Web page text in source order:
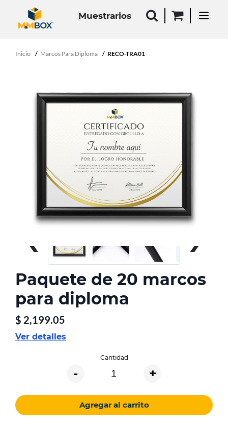
Muestrarios
Inicio Marcos Para Diploma RECO-TRA01
‹ ›
Paquete de 20 marcos
para diploma
$ 2,199.05
Ver detalles
Cantidad
- +
Agregar al carrito